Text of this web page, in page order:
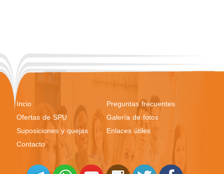
Incio
Preguntas frecuentes
Ofertas de SPU
Galería de fotos
Suposiciones y quejas
Enlaces útiles
Contacto